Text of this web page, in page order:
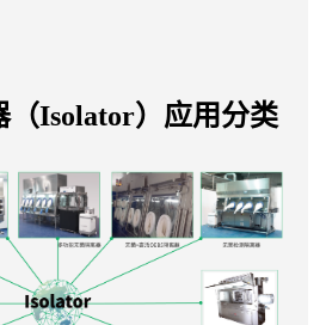
（Isolator）应用分类